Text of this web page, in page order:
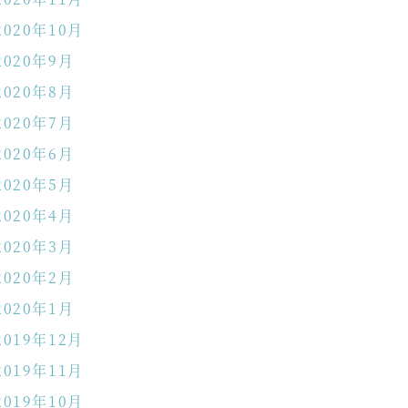
年10月
年9月
年8月
年7月
年6月
年5月
年4月
年3月
年2月
年1月
年12月
年11月
年10月